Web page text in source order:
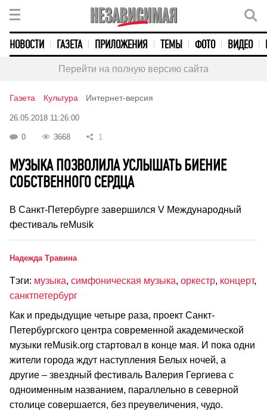
НОВОСТИ ГАЗЕТА ПРИЛОЖЕНИЯ ТЕМЫ ФОТО ВИДЕО
Перейти на полную версию сайта
Газета Культура Интернет-версия
26.05.2018 11:26:00
0 3668 1
МУЗЫКА ПОЗВОЛИЛА УСЛЫШАТЬ БИЕНИЕ
СОБСТВЕННОГО СЕРДЦА
В Санкт-Петербурге завершился V Международный
фестиваль reMusik
Надежда Травина
Тэги: музыка, симфоническая музыка, оркестр, концерт,
санктпетербург
Как и предыдущие четыре раза, проект Санкт-
Петербургского центра современной академической
музыки reMusik.org стартовал в конце мая. И пока одни
жители города ждут наступления Белых ночей, а
другие – звездный фестиваль Валерия Гергиева с
одноименным названием, параллельно в северной
столице совершается, без преувеличения, чудо.